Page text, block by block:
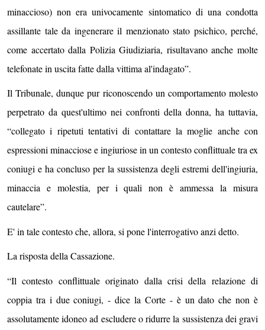
minaccioso) non era univocamente sintomatico di una condotta
assillante tale da ingenerare il menzionato stato psichico, perché,
come accertato dalla Polizia Giudiziaria, risultavano anche molte
telefonate in uscita fatte dalla vittima al'indagato”.
Il Tribunale, dunque pur riconoscendo un comportamento molesto
perpetrato da quest'ultimo nei confronti della donna, ha tuttavia,
“collegato i ripetuti tentativi di contattare la moglie anche con
espressioni minacciose e ingiuriose in un contesto conflittuale tra ex
coniugi e ha concluso per la sussistenza degli estremi dell'ingiuria,
minaccia e molestia, per i quali non è ammessa la misura
cautelare”.
E' in tale contesto che, allora, si pone l'interrogativo anzi detto.
La risposta della Cassazione.
“Il contesto conflittuale originato dalla crisi della relazione di
coppia tra i due coniugi, - dice la Corte - è un dato che non è
assolutamente idoneo ad escludere o ridurre la sussistenza dei gravi